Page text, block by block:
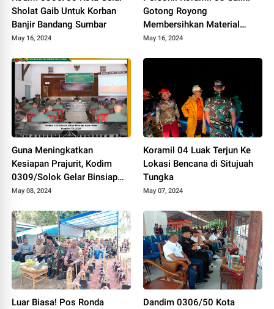
Sholat Gaib Untuk Korban
Banjir Bandang Sumbar
May 16, 2024
Gotong Royong
Membersihkan Material
Longsor Yang Menimpa
May 16, 2024
Guna Meningkatkan
Kesiapan Prajurit, Kodim
0309/Solok Gelar Binsiap
Apwil dan Puanter TA 2024
May 08, 2024
Koramil 04 Luak Terjun Ke
Lokasi Bencana di Situjuah
Tungka
May 07, 2024
Luar Biasa! Pos Ronda
Dandim 0306/50 Kota